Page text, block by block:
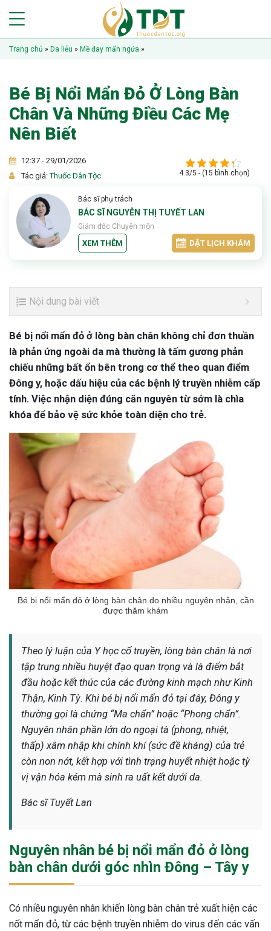
Trang chủ » Da liễu » Mề đay mẩn ngứa »
Bé Bị Nổi Mẩn Đỏ Ở Lòng Bàn
Chân Và Những Điều Các Mẹ
Nên Biết
12:37 - 29/01/2026
Tác giả:Thuốc Dân Tộc 4.3/5 - (15 bình chọn)
Bác sĩ phụ trách
BÁC SĨ NGUYỄN THỊ TUYẾT LAN
Giám đốc Chuyên môn
XEM THÊM ĐẶT LỊCH KHÁM
Nội dung bài viết
Bé bị nổi mẩn đỏ ở lòng bàn chân không chỉ đơn thuần
là phản ứng ngoài da mà thường là tấm gương phản
chiếu những bất ổn bên trong cơ thể theo quan điểm
Đông y, hoặc dấu hiệu của các bệnh lý truyền nhiễm cấp
tính. Việc nhận diện đúng căn nguyên từ sớm là chìa
khóa để bảo vệ sức khỏe toàn diện cho trẻ.
Bé bị nổi mẩn đỏ ở lòng bàn chân do nhiều nguyên nhân, cần
được thăm khám
Theo lý luận của Y học cổ truyền, lòng bàn chân là nơi
tập trung nhiều huyệt đạo quan trọng và là điểm bắt
đầu hoặc kết thúc của các đường kinh mạch như Kinh
Thận, Kinh Tỳ. Khi bé bị nổi mẩn đỏ tại đây, Đông y
thường gọi là chứng “Ma chẩn” hoặc “Phong chẩn”.
Nguyên nhân phần lớn do ngoại tà (phong, nhiệt,
thấp) xâm nhập khi chính khí (sức đề kháng) của trẻ
còn non nớt, kết hợp với tình trạng huyết nhiệt hoặc tỳ
vị vận hóa kém mà sinh ra uất kết dưới da.
Bác sĩ Tuyết Lan
Nguyên nhân bé bị nổi mẩn đỏ ở lòng
bàn chân dưới góc nhìn Đông – Tây y
Có nhiều nguyên nhân khiến lòng bàn chân trẻ xuất hiện các
nốt mẩn đỏ, từ các bệnh truyền nhiễm do virus đến các vấn